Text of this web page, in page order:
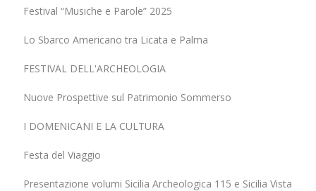
Festival “Musiche e Parole” 2025
Lo Sbarco Americano tra Licata e Palma
FESTIVAL DELL'ARCHEOLOGIA
Nuove Prospettive sul Patrimonio Sommerso
I DOMENICANI E LA CULTURA
Festa del Viaggio
Presentazione volumi Sicilia Archeologica 115 e Sicilia Vista